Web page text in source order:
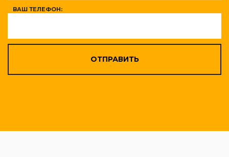
ВАШ ТЕЛЕФОН:
ОТПРАВИТЬ